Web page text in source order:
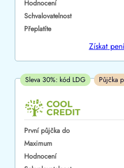
Po insolvenci
ano
ne
V hotovosti
ano
Hodnocení
Schvalovatelnost
Přeplatíte
Získat
Sleva 30%: kód LDG Půjčka
První půjčka do
Maximum
Hodnocení